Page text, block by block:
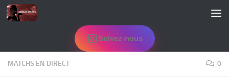
Skip to content
Suivez-nous
MATCHS EN DIRECT 0